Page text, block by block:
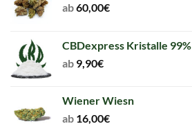
ab60,00€
CBDexpress Kristalle 99%
ab 9,90€
Wiener Wiesn
ab 16,00€